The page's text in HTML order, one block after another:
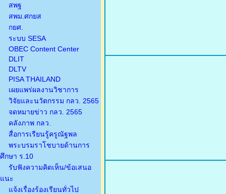
สพฐ
สพม.ศกยส
กยศ.
ระบบ SESA
OBEC Content Center
DLIT
DLTV
PISA THAILAND
เผยแพร่ผลงานวิชาการ
วิจัยและนวัตกรรม กลว. 2565
จดหมายข่าว กลว. 2565
คลังภาพ กลว.
สื่อการเรียนรู้ครูณัฐพล
พระบรมราโชบายด้านการ
ศึกษา ร.10
รับฟังความคิดเห็น/ข้อเสนอ
แนะ
แจ้งเรื่องร้องเรียนทั่วไป